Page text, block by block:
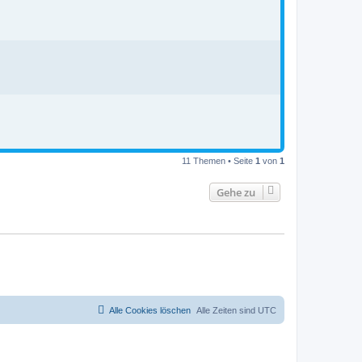
11 Themen • Seite 1 von 1
Gehe zu
Alle Zeiten sind UTC
Alle Cookies löschen